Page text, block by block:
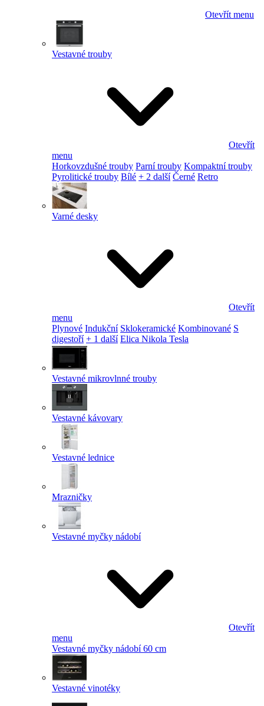
Otevřít menu
Vestavné trouby
Otevřít
menu
Horkovzdušné trouby Parní trouby Kompaktní trouby
Pyrolitické trouby Bílé + 2 další Černé Retro
Varné desky
Otevřít
menu
Plynové Indukční Sklokeramické Kombinované S
digestoří + 1 další Elica Nikola Tesla
Vestavné mikrovlnné trouby
Vestavné kávovary
Vestavné lednice
Mrazničky
Vestavné myčky nádobí
Otevřít
menu
Vestavné myčky nádobí 60 cm
Vestavné vinotéky